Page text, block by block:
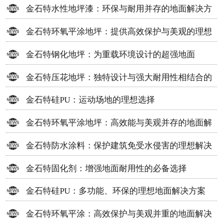
金石特水性地坪漆：环保与耐用并存的地面解决方
案
金石特环氧平涂地坪：提供高效保护与美观的理想
选择
金石特钢化地坪：为重载环境设计的超强地面
金石特压花地坪：独特设计与强大耐用性相结合的
地面材料
金石特硅PU：运动场地的理想选择
金石特环氧平涂地坪：高效能与美观并存的地面解
决方案
金石特防水涂料：保护建筑免受水侵害的理想解决
方案
金石特固化剂：增强地面耐用性的必备选择
金石特硅PU：多功能、环保的理想地面解决方案
金石特环氧平涂：高效保护与美观并重的地面解决